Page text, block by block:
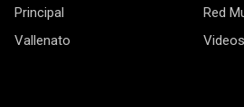
Principal
Red
Vallenato
Videos